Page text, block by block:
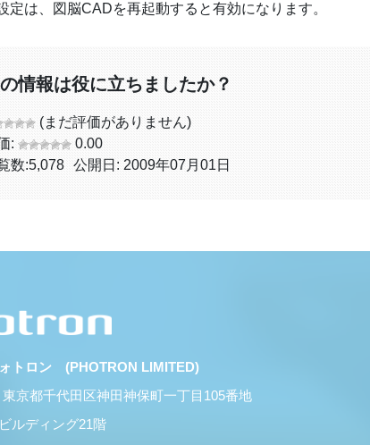
定は、図脳CADを再起動すると有効になります。
情報は役に立ちましたか？
(まだ評価がありません)
:
0.00
数:5,078 公開日: 2009年07月01日
トロン (PHOTRON LIMITED)
東京都千代田区神田神保町一丁目105番地
ルディング21階